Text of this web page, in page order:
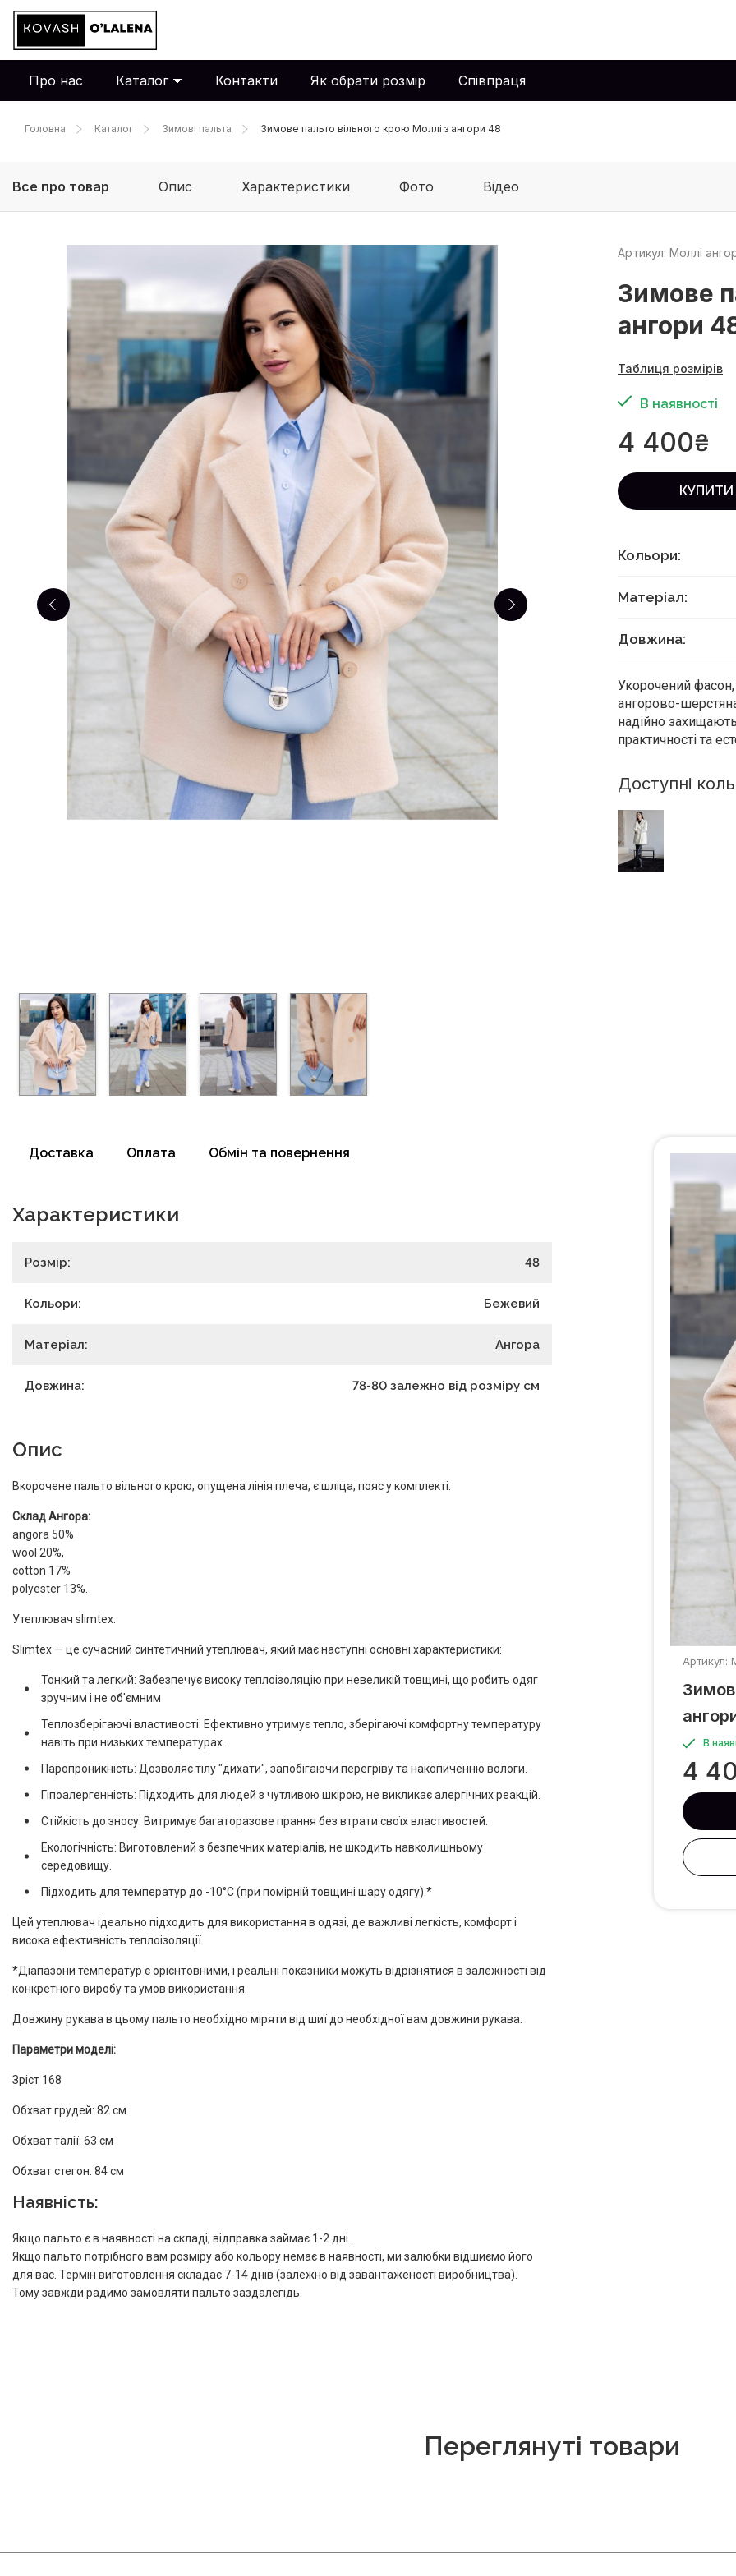
Про нас Каталог Контакти Як обрати розмір Співпраця
Головна Каталог Зимові пальта Зимове пальто вільного крою Моллі з ангори 48
Все про товар Опис Характеристики Фото Відео
Артикул: Моллі
Зимове
ангори
Таблиця розмірів
В наявності
4 400₴
КУПИТИ
Кольори:
Матеріал:
Довжина:
Укорочений фасон,
ангорово-
надійно
практичності та
Доступні
Доставка Оплата Обмін та повернення
Характеристики
Розмір: 48
Кольори: Бежевий
Матеріал: Ангора
Довжина: 78-80 залежно від розміру см
Опис
Вкорочене пальто вільного крою, опущена лінія плеча, є шліца, пояс у комплекті.
Склад Ангора:
angora 50%
wool 20%,
cotton 17%
polyester 13%.
Утеплювач slimtex.
Slimtex — це сучасний синтетичний утеплювач, який має наступні основні характеристики:
Тонкий та легкий: Забезпечує високу теплоізоляцію при невеликій товщині, що робить одяг
зручним і не об'ємним
Теплозберігаючі властивості: Ефективно утримує тепло, зберігаючі комфортну температуру
навіть при низьких температурах.
Паропроникність: Дозволяє тілу "дихати", запобігаючи перегріву та накопиченню вологи.
Гіпоалергенність: Підходить для людей з чутливою шкірою, не викликає алергічних реакцій.
Стійкість до зносу: Витримує багаторазове прання без втрати своїх властивостей.
Екологічність: Виготовлений з безпечних матеріалів, не шкодить навколишньому
середовищу.
Підходить для температур до -10°C (при помірній товщині шару одягу).*
Цей утеплювач ідеально підходить для використання в одязі, де важливі легкість, комфорт і
висока ефективність теплоізоляції.
*Діапазони температур є орієнтовними, і реальні показники можуть відрізнятися в залежності від
конкретного виробу та умов використання.
Довжину рукава в цьому пальто необхідно міряти від шиї до необхідної вам довжини рукава.
Параметри моделі:
Зріст 168
Обхват грудей: 82 см
Обхват талії: 63 см
Обхват стегон: 84 см
Наявність:
Якщо пальто є в наявності на складі, відправка займає 1-2 дні.
Якщо пальто потрібного вам розміру або кольору немає в наявності, ми залюбки відшиємо його
для вас. Термін виготовлення складає 7-14 днів (залежно від завантаженості виробництва).
Тому завжди радимо замовляти пальто заздалегідь.
Артикул:
В
4
Переглянуті товари